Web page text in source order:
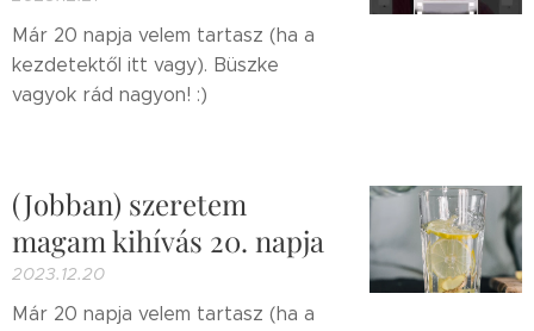
Már 20 napja velem tartasz (ha a
kezdetektől itt vagy). Büszke
vagyok rád nagyon! :)
(Jobban) szeretem
magam kihívás 20. napja
2023.12.20
Már 20 napja velem tartasz (ha a